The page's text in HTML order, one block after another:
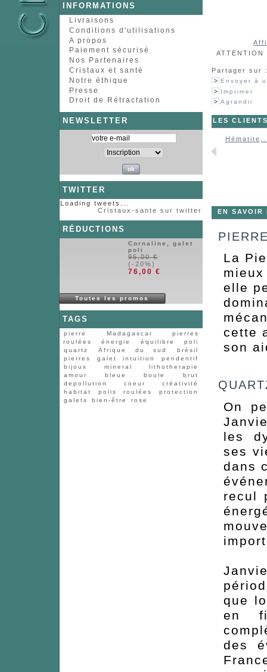
INFORMATIONS
Livraisons
Conditions d'utilisations
A propos
Paiement sécurisé
Nos Partenaires
Cristaux et santé
Notre éthique
Presse
Droit de Rétractation
NEWSLETTER
TWITTER
Loading tweets...
Cristaux-sante sur twitter
RÉDUCTIONS
Cornaline, galet
poli
95,00 €
(-20%)
76,00 €
Toutes les promos
TAGS
pierre Madagascar
pierres
roulées
énergie équilibre
poli
quartz
Afrique du sud
brésil
pierres
galet intuition
pendentif
bijoux
mineral
lithotherapie
amour
bleue boule
brut
depollution
coeur
créativité
habitat
polis roulées
protection
galets
bien-être rose
Partager sur
Envoyer à
Imprimer
Agrandir
LES
EN SAVOIR
La
elle
cette
son
On
les
ses
dans
recul
que
en
des